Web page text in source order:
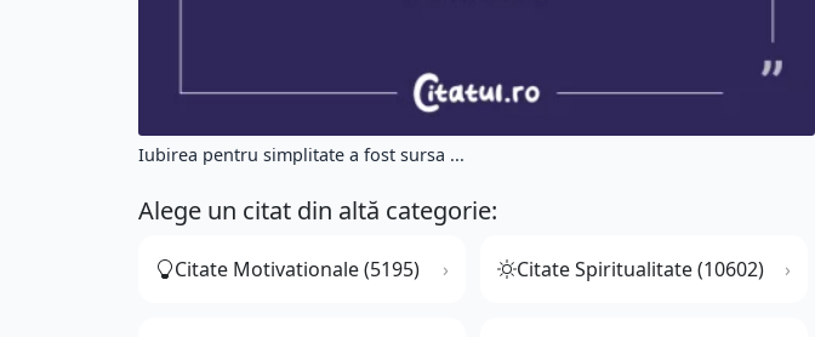
Iubirea pentru simplitate a fost sursa ...
Alege un citat din altă categorie:
Citate Motivationale (5195) Citate Spiritualitate (10602)